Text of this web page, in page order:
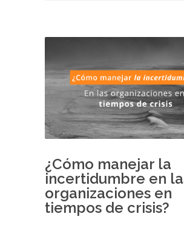
¿Cómo manejar la
incertidumbre en
organizaciones en
tiempos de crisis?